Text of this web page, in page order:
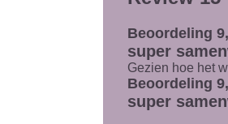
Beoordeling
super
Gezien hoe het
Beoordeling
super